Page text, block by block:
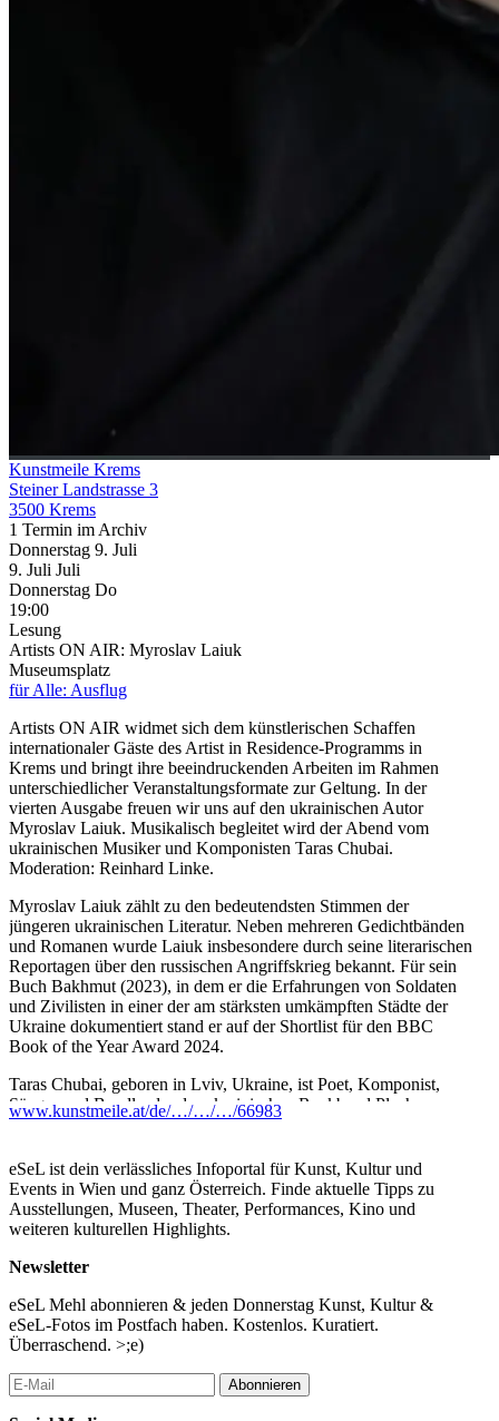
Kunstmeile Krems
Steiner Landstrasse 3
3500 Krems
1 Termin im Archiv
Donnerstag 9. Juli
9. Juli Juli
Donnerstag Do
19:00
Lesung
Artists ON AIR: Myroslav Laiuk
Museumsplatz
für Alle: Ausflug
Artists ON AIR widmet sich dem künstlerischen Schaffen
internationaler Gäste des Artist in Residence-Programms in
Krems und bringt ihre beeindruckenden Arbeiten im Rahmen
unterschiedlicher Veranstaltungsformate zur Geltung. In der
vierten Ausgabe freuen wir uns auf den ukrainischen Autor
Myroslav Laiuk. Musikalisch begleitet wird der Abend vom
ukrainischen Musiker und Komponisten Taras Chubai.
Moderation: Reinhard Linke.
Myroslav Laiuk zählt zu den bedeutendsten Stimmen der
jüngeren ukrainischen Literatur. Neben mehreren Gedichtbänden
und Romanen wurde Laiuk insbesondere durch seine literarischen
Reportagen über den russischen Angriffskrieg bekannt. Für sein
Buch Bakhmut (2023), in dem er die Erfahrungen von Soldaten
und Zivilisten in einer der am stärksten umkämpften Städte der
Ukraine dokumentiert stand er auf der Shortlist für den BBC
Book of the Year Award 2024.
Taras Chubai, geboren in Lviv, Ukraine, ist Poet, Komponist,
Sänger und Bandleader der ukrainischen Rockband Plach
Yeremiyi, die zu einer der populärsten Bands in der Ukraine
Dichter:innen der postsowjetischen Ukraine und spielt damit eine
zentrale Rolle bei der Weiterentwicklung der postsowjetischen
Literatur in den 1990er Jahren. Taras Chubai lebt seit 2022 mit
seiner Familie in Furth bei Göttweig.
Donnerstag, 9. Juli 2026, 19 Uhr
Donau
Bei Schlechtwetter: Artothek Niederösterreich, Krems
Eintritt frei, bitte hier Sitzplätze reservieren
Eine Kooperation von AIR – ARTIST IN RESIDENCE,
Artothek NÖ und Literaturhaus NÖ auf der Kunstmeile Krems
www.kunstmeile.at/de/…/…/…/66983
eSeL ist dein verlässliches Infoportal für Kunst, Kultur und
Events in Wien und ganz Österreich. Finde aktuelle Tipps zu
Ausstellungen, Museen, Theater, Performances, Kino und
weiteren kulturellen Highlights.
Newsletter
eSeL Mehl abonnieren & jeden Donnerstag Kunst, Kultur &
eSeL-Fotos im Postfach haben. Kostenlos. Kuratiert.
Überraschend. >;e)
Abonnieren